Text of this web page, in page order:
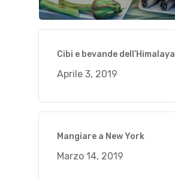
Cibi e bevande dell’Himalaya
Aprile 3, 2019
Mangiare a New York
Marzo 14, 2019